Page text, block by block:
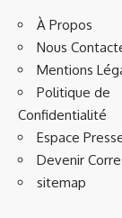
À Propos
Nous
Mentions
Politique de
Confidentialité
Espace
Devenir
sitemap